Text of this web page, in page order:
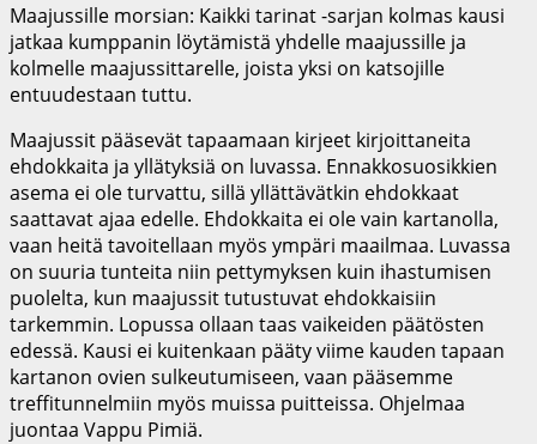
Maajussille morsian: Kaikki tarinat -sarjan kolmas kausi
jatkaa kumppanin löytämistä yhdelle maajussille ja
kolmelle maajussittarelle, joista yksi on katsojille
entuudestaan tuttu.
Maajussit pääsevät tapaamaan kirjeet kirjoittaneita
ehdokkaita ja yllätyksiä on luvassa. Ennakkosuosikkien
asema ei ole turvattu, sillä yllättävätkin ehdokkaat
saattavat ajaa edelle. Ehdokkaita ei ole vain kartanolla,
vaan heitä tavoitellaan myös ympäri maailmaa. Luvassa
on suuria tunteita niin pettymyksen kuin ihastumisen
puolelta, kun maajussit tutustuvat ehdokkaisiin
tarkemmin. Lopussa ollaan taas vaikeiden päätösten
edessä. Kausi ei kuitenkaan pääty viime kauden tapaan
kartanon ovien sulkeutumiseen, vaan pääsemme
treffitunnelmiin myös muissa puitteissa. Ohjelmaa
juontaa Vappu Pimiä.